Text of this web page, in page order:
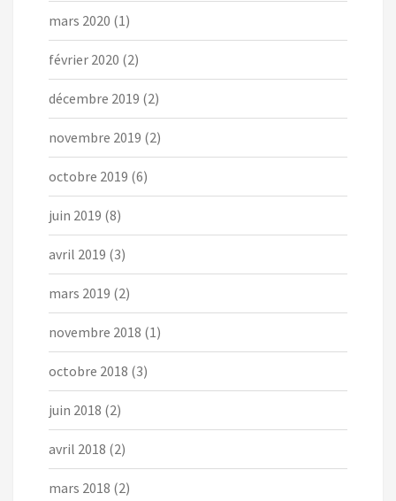
mars 2020 (1)
février 2020 (2)
décembre 2019 (2)
novembre 2019 (2)
octobre 2019 (6)
juin 2019 (8)
avril 2019 (3)
mars 2019 (2)
novembre 2018 (1)
octobre 2018 (3)
juin 2018 (2)
avril 2018 (2)
mars 2018 (2)